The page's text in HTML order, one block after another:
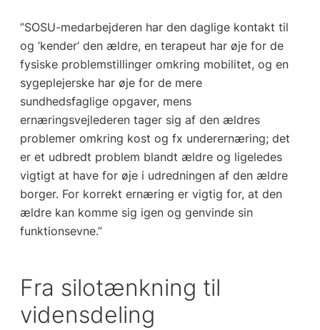
”SOSU-medarbejderen har den daglige kontakt til
og ’kender’ den ældre, en terapeut har øje for de
fysiske problemstillinger omkring mobilitet, og en
sygeplejerske har øje for de mere
sundhedsfaglige opgaver, mens
ernæringsvejlederen tager sig af den ældres
problemer omkring kost og fx underernæring; det
er et udbredt problem blandt ældre og ligeledes
vigtigt at have for øje i udredningen af den ældre
borger. For korrekt ernæring er vigtig for, at den
ældre kan komme sig igen og genvinde sin
funktionsevne.”
Fra silotænkning til
vidensdeling